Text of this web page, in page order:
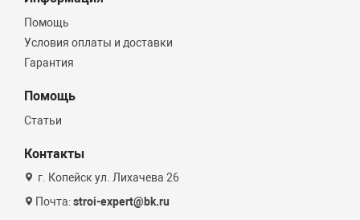
Помощь
Условия оплаты и доставки
Гарантия
Помощь
Статьи
Контакты
г. Копейск ул. Лихачева 26
Почта:stroi-expert@bk.ru